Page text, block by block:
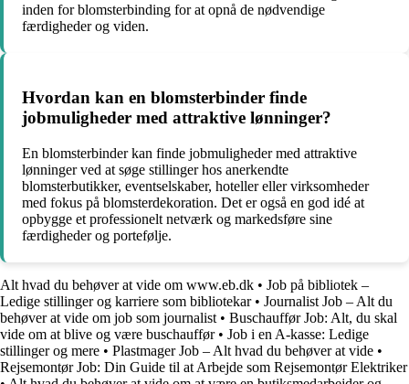
inden for blomsterbinding for at opnå de nødvendige
færdigheder og viden.
Hvordan kan en blomsterbinder finde
jobmuligheder med attraktive lønninger?
En blomsterbinder kan finde jobmuligheder med attraktive
lønninger ved at søge stillinger hos anerkendte
blomsterbutikker, eventselskaber, hoteller eller virksomheder
med fokus på blomsterdekoration. Det er også en god idé at
opbygge et professionelt netværk og markedsføre sine
færdigheder og portefølje.
Alt hvad du behøver at vide om www.eb.dk • Job på bibliotek –
Ledige stillinger og karriere som bibliotekar• Journalist Job – Alt du
behøver at vide om job som journalist • Buschauffør Job: Alt, du skal
vide om at blive og være buschauffør• Job i en A-kasse: Ledige
stillinger og mere • Plastmager Job – Alt hvad du behøver at vide •
Rejsemontør Job: Din Guide til at Arbejde som Rejsemontør Elektriker